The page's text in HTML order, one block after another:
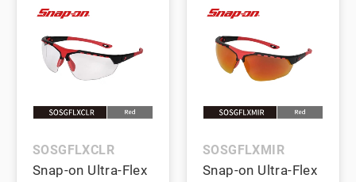
SOSGFLXCLR
Snap-on Ultra-Flex
SOSGFLXMIR
Snap-on Ultra-Flex